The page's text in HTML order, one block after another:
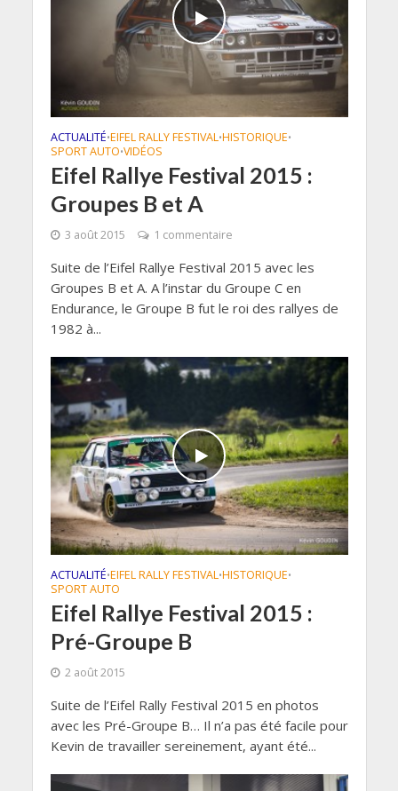
ACTUALITÉ•EIFEL RALLY FESTIVAL•HISTORIQUE•
SPORT AUTO•VIDÉOS
Eifel Rallye Festival 2015 :
Groupes B et A
3 août 2015 1 commentaire
Suite de l’Eifel Rallye Festival 2015 avec les
Groupes B et A. A l’instar du Groupe C en
Endurance, le Groupe B fut le roi des rallyes de
1982 à...
ACTUALITÉ•EIFEL RALLY FESTIVAL•HISTORIQUE•
SPORT AUTO
Eifel Rallye Festival 2015 :
Pré-Groupe B
2 août 2015
Suite de l’Eifel Rally Festival 2015 en photos
avec les Pré-Groupe B… Il n’a pas été facile pour
Kevin de travailler sereinement, ayant été...